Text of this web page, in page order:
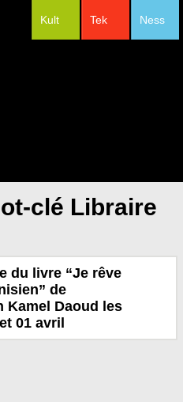
Ness
Tek
Kult
clé Libraire
du livre “Je rêve
de
Kamel Daoud les
01 avril